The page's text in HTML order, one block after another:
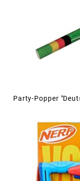
Party-Popper